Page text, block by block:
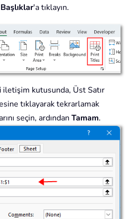
'a tıklayın.
iletişim kutusunda, Üst Satır
tıklayarak tekrarlamak
seçin, ardından Tamam.